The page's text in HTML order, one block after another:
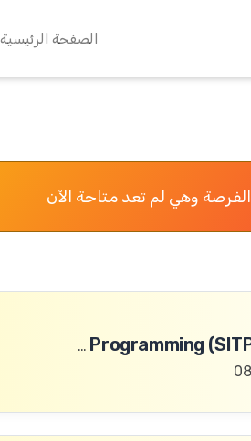
الصفحة الرئيسية
وهي لم تعد متاحة الآن
Safeguarding and Safe, Inclusive and Transformative Programming (SITP) Manager-Damascus